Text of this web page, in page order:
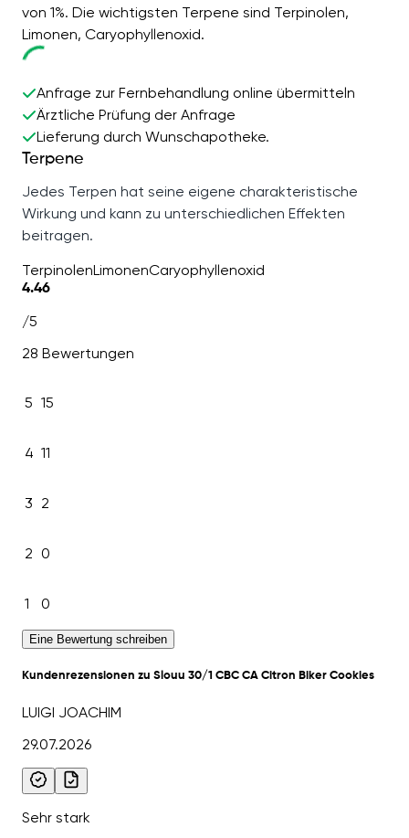
von 1%. Die wichtigsten Terpene sind Terpinolen,
Limonen, Caryophyllenoxid.
Anfrage zur Fernbehandlung online übermitteln
Ärztliche Prüfung der Anfrage
Lieferung durch Wunschapotheke.
Terpene
Jedes Terpen hat seine eigene charakteristische
Wirkung und kann zu unterschiedlichen Effekten
beitragen.
TerpinolenLimonenCaryophyllenoxid
4.46
/5
28 Bewertungen
5 15
4 11
3 2
2 0
1 0
Eine Bewertung schreiben
Kundenrezensionen zu Slouu 30/1 CBC CA Citron Biker Cookies
LUIGI JOACHIM
29.07.2026
Sehr stark